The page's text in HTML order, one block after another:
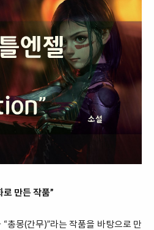
만든 작품”
총몽(간무)”라는 작품을 바탕으로 만